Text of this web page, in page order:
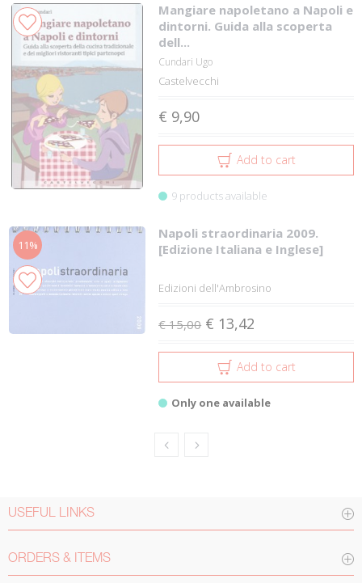
Mangiare napoletano a Napoli e
dintorni. Guida alla scoperta
dell...
Cundari Ugo
Castelvecchi
€ 9,90
Add to cart
9 products available
11%
Napoli straordinaria 2009.
[Edizione Italiana e Inglese]
Edizioni dell'Ambrosino
€ 15,00 € 13,42
Add to cart
Only one available
USEFUL LINKS
ORDERS & ITEMS